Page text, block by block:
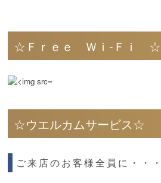
☆Ｆｒｅｅ Ｗｉ‐Ｆｉ ☆
☆ウエルカムサービス☆
ご来店のお客様全員に・・・